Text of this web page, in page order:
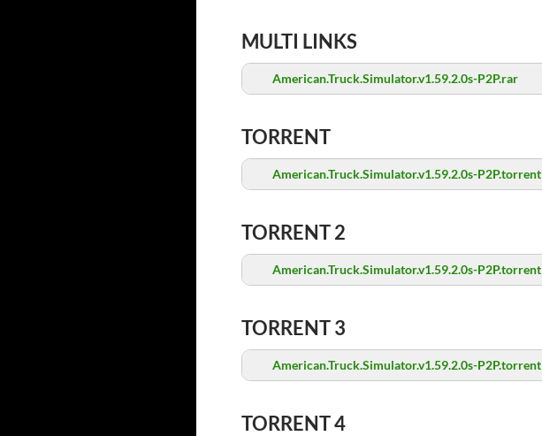
MULTI LINKS
American.Truck.Simulator.v1.59.2.0s-P2P.rar
TORRENT
American.Truck.Simulator.v1.59.2.0s-P2P.torrent
TORRENT 2
American.Truck.Simulator.v1.59.2.0s-P2P.torrent
TORRENT 3
American.Truck.Simulator.v1.59.2.0s-P2P.torrent
TORRENT 4